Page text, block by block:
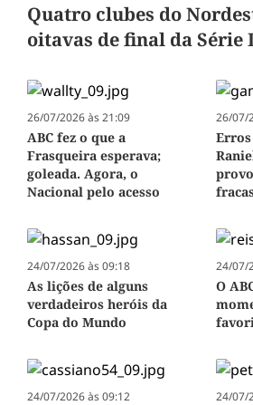
Quatro clubes do
oitavas de final da Série
26/07/2026 às 21:09
ABC fez o que a
Frasqueira esperava;
goleada. Agora, o
Nacional pelo acesso
26/07/
24/07/2026 às 09:18
As lições de alguns
verdadeiros heróis da
Copa do Mundo
24/07/
O
24/07/2026 às 09:12 24/07/